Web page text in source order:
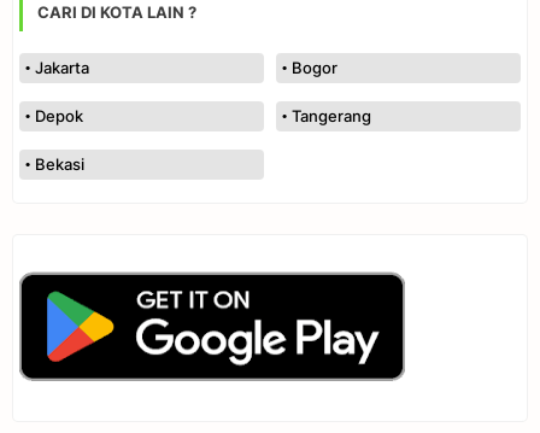
CARI DI KOTA LAIN ?
Jakarta Bogor
Depok Tangerang
Bekasi